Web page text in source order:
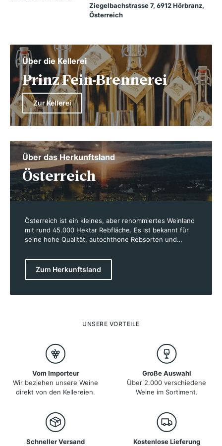
Ziegelbachstrasse 7, 6912 Hörbranz,
Österreich
Über die Kellerei
Prinz Fein-Brennerei
Zur Kellerei
Über das Herkunftsland
Österreich
Österreich ist ein kleines, aber renommiertes Weinland
mit rund 45.000 Hektar Rebfläche. Es ist bekannt für
seine hohe Qualität, autochthone Rebsorten und
sind die Weißweine, allen voran der Grüner Veltliner,
aber auch Riesling, Welschriesling und Weißburgunder.
Weinregionen sind Niederösterreich, Burgenland und
Mineralität. Österreichs Winzer verbinden Tradition mit
biologischen Anbau.
Zum Herkunftsland
UNSERE VORTEILE
Vom Importeur
Wir beziehen unsere Weine
direkt von den Kellereien.
Große Auswahl
Über 2.000 verschiedene
Weine im Sortiment.
Schneller Versand Kostenlose Lieferung